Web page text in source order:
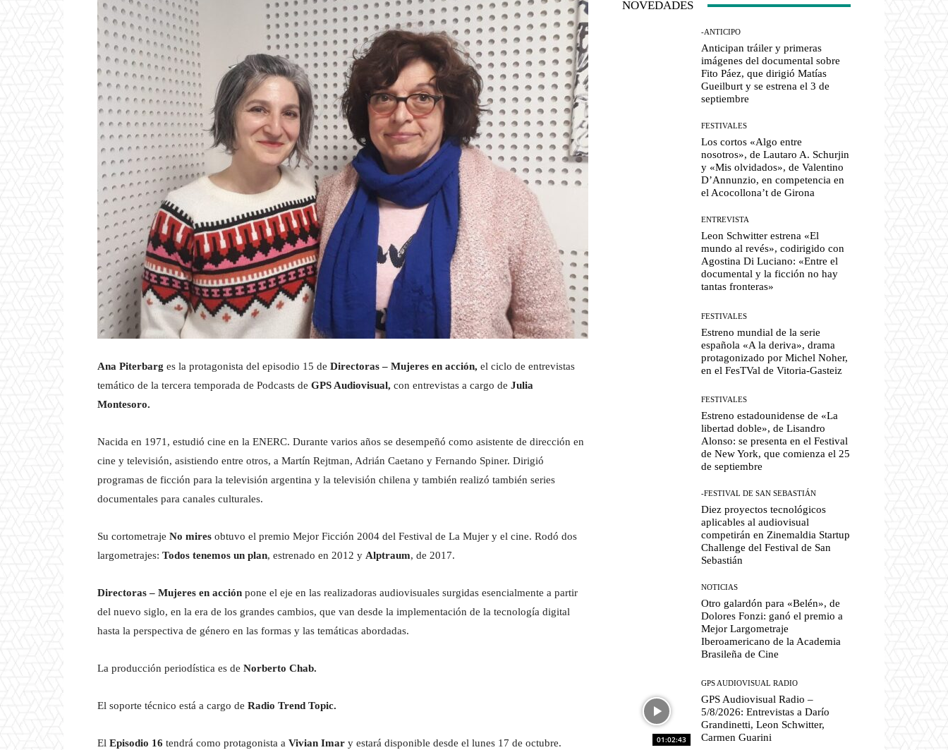
Ana Piterbarg es la protagonista del episodio 15 de Directoras – Mujeres en acción, el ciclo de entrevistas
temático de la tercera temporada de Podcasts de GPS Audiovisual, con entrevistas a cargo de Julia
Montesoro.
Nacida en 1971, estudió cine en la ENERC. Durante varios años se desempeñó como asistente de dirección en
cine y televisión, asistiendo entre otros, a Martín Rejtman, Adrián Caetano y Fernando Spiner. Dirigió
programas de ficción para la televisión argentina y la televisión chilena y también realizó también series
documentales para canales culturales.
Su cortometraje No mires obtuvo el premio Mejor Ficción 2004 del Festival de La Mujer y el cine. Rodó dos
largometrajes: Todos tenemos un plan, estrenado en 2012 y Alptraum, de 2017.
Directoras – Mujeres en acción pone el eje en las realizadoras audiovisuales surgidas esencialmente a partir
del nuevo siglo, en la era de los grandes cambios, que van desde la implementación de la tecnología digital
hasta la perspectiva de género en las formas y las temáticas abordadas.
La producción periodística es de Norberto Chab.
El soporte técnico está a cargo de Radio Trend Topic.
El Episodio 16 tendrá como protagonista a Vivian Imar y estará disponible desde el lunes 17 de octubre.
NOVEDADES
-ANTICIPO
Anticipan tráiler y primeras
imágenes del documental sobre
Fito Páez, que dirigió Matías
Gueilburt y se estrena el 3 de
septiembre
FESTIVALES
Los cortos «Algo entre
nosotros», de Lautaro A. Schurjin
y «Mis olvidados», de Valentino
D’Annunzio, en competencia en
el Acocollona’t de Girona
ENTREVISTA
Leon Schwitter estrena «El
mundo al revés», codirigido con
Agostina Di Luciano: «Entre el
documental y la ficción no hay
tantas fronteras»
FESTIVALES
Estreno mundial de la serie
española «A la deriva», drama
protagonizado por Michel Noher,
en el FesTVal de Vitoria-Gasteiz
FESTIVALES
Estreno estadounidense de «La
libertad doble», de Lisandro
Alonso: se presenta en el Festival
de New York, que comienza el 25
de septiembre
-FESTIVAL DE SAN SEBASTIÁN
Diez proyectos tecnológicos
aplicables al audiovisual
competirán en Zinemaldia Startup
Challenge del Festival de San
Sebastián
NOTICIAS
Otro galardón para «Belén», de
Dolores Fonzi: ganó el premio a
Mejor Largometraje
Iberoamericano de la Academia
Brasileña de Cine
01:02:43
GPS AUDIOVISUAL RADIO
GPS Audiovisual Radio –
5/8/2026: Entrevistas a Darío
Grandinetti, Leon Schwitter,
Carmen Guarini